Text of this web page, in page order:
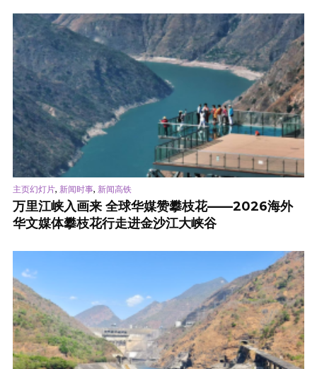
主页幻灯片, 新闻时事, 新闻高铁
万里江峡入画来 全球华媒赞攀枝花——2026海外
华文媒体攀枝花行走进金沙江大峡谷